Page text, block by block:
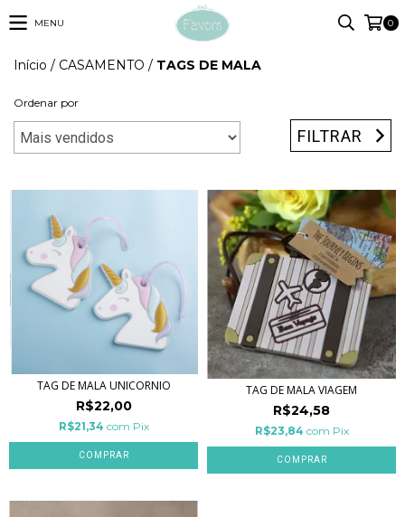
MENU 0
Início / CASAMENTO / TAGS DE MALA
Ordenar por
FILTRAR
TAG DE MALA UNICORNIO
R$22,00
R$21,34 com Pix
TAG DE MALA VIAGEM
R$24,58
R$23,84 com Pix